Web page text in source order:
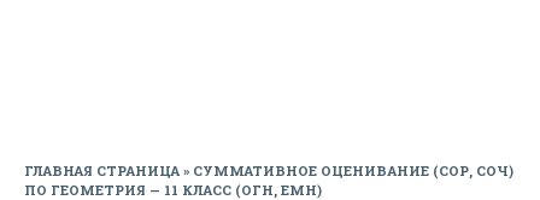
ГЛАВНАЯ СТРАНИЦА» СУММАТИВНОЕ ОЦЕНИВАНИЕ (СОР, СОЧ)
ПО ГЕОМЕТРИЯ — 11 КЛАСС (ОГН, ЕМН)